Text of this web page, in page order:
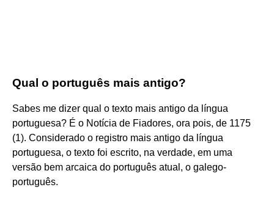
Qual o português mais antigo?
Sabes me dizer qual o texto mais antigo da língua
portuguesa? É o Notícia de Fiadores, ora pois, de 1175
(1). Considerado o registro mais antigo da língua
portuguesa, o texto foi escrito, na verdade, em uma
versão bem arcaica do português atual, o galego-
português.